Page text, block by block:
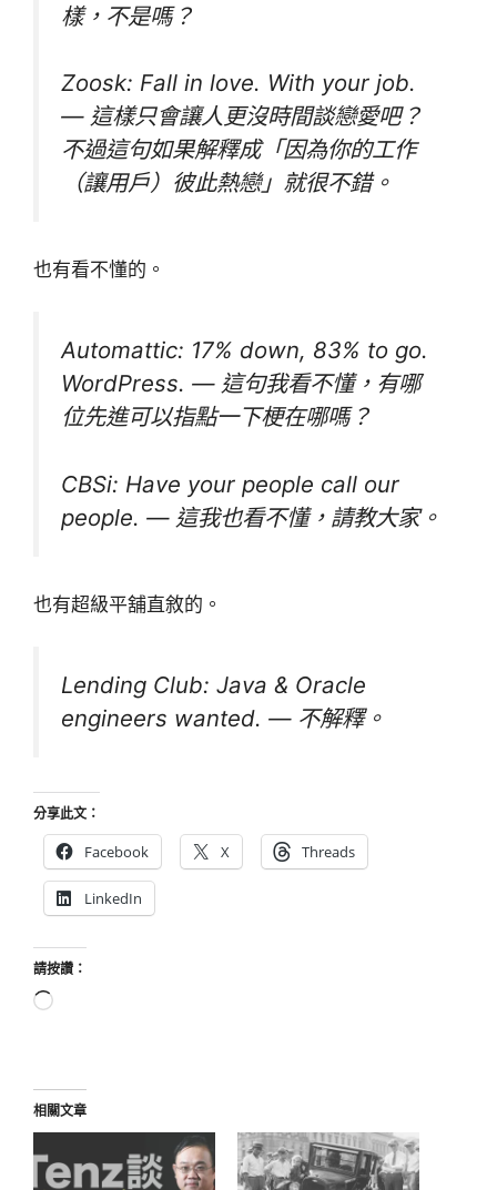
樣，不是嗎？
Zoosk: Fall in love. With your job.
— 這樣只會讓人更沒時間談戀愛吧？
不過這句如果解釋成「因為你的工作
（讓用戶）彼此熱戀」就很不錯。
也有看不懂的。
Automattic: 17% down, 83% to go.
WordPress. — 這句我看不懂，有哪
位先進可以指點一下梗在哪嗎？
CBSi: Have your people call our
people. — 這我也看不懂，請教大家。
也有超級平舖直敘的。
Lending Club: Java & Oracle
engineers wanted. — 不解釋。
分享此文：
Facebook X Threads
LinkedIn
請按讚：
正
入...
相關文章